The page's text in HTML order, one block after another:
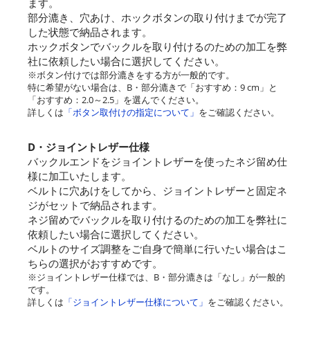
ます。
部分漉き、穴あけ、ホックボタンの取り付けまでが完了
した状態で納品されます。
ホックボタンでバックルを取り付けるのための加工を弊
社に依頼したい場合に選択してください。
※ボタン付けでは部分漉きをする方が一般的です。
特に希望がない場合は、B・部分漉きで「おすすめ：9 cm」と
「おすすめ：2.0～2.5」を選んでください。
詳しくは 「ボタン取付けの指定について」 をご確認ください。
D・ジョイントレザー仕様
バックルエンドをジョイントレザーを使ったネジ留め仕
様に加工いたします。
ベルトに穴あけをしてから、ジョイントレザーと固定ネ
ジがセットで納品されます。
ネジ留めでバックルを取り付けるのための加工を弊社に
依頼したい場合に選択してください。
ベルトのサイズ調整をご自身で簡単に行いたい場合はこ
ちらの選択がおすすめです。
※ジョイントレザー仕様では、B・部分漉きは「なし」が一般的
です。
詳しくは 「ジョイントレザー仕様について」 をご確認ください。